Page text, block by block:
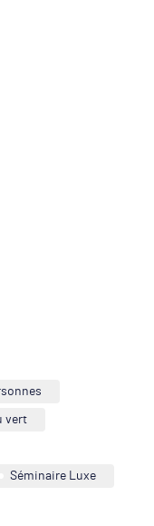
vert
Séminaire Luxe